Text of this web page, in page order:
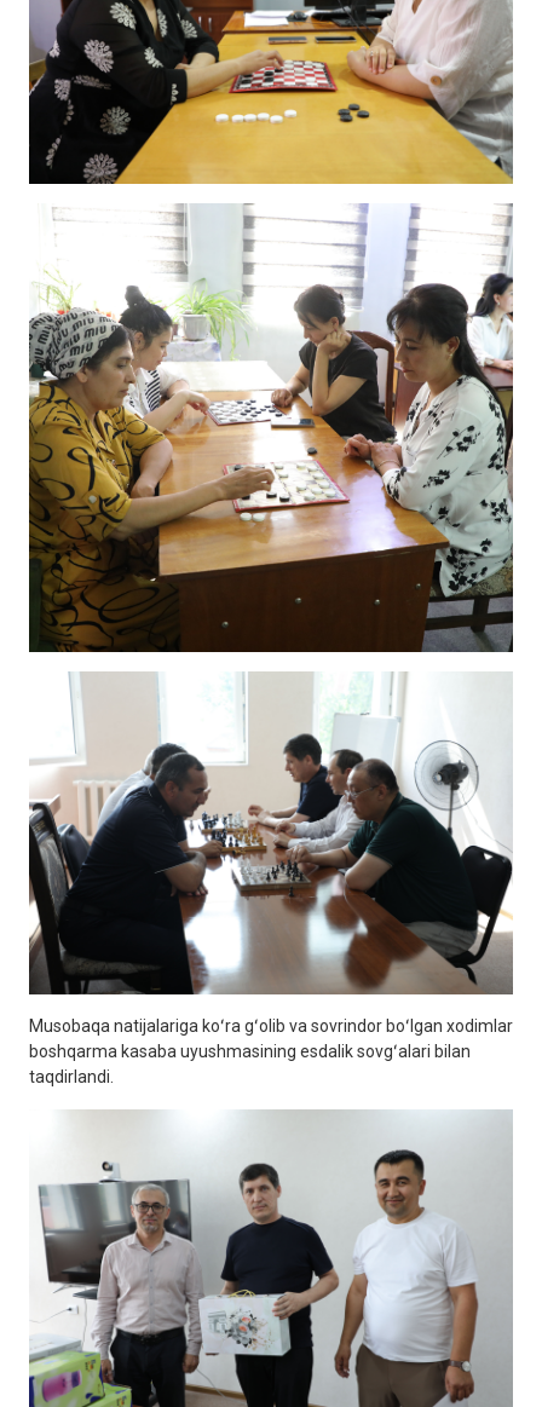
Musobaqa natijalariga koʻra gʻolib va sovrindor boʻlgan xodimlar
boshqarma kasaba uyushmasining esdalik sovgʻalari bilan
taqdirlandi.